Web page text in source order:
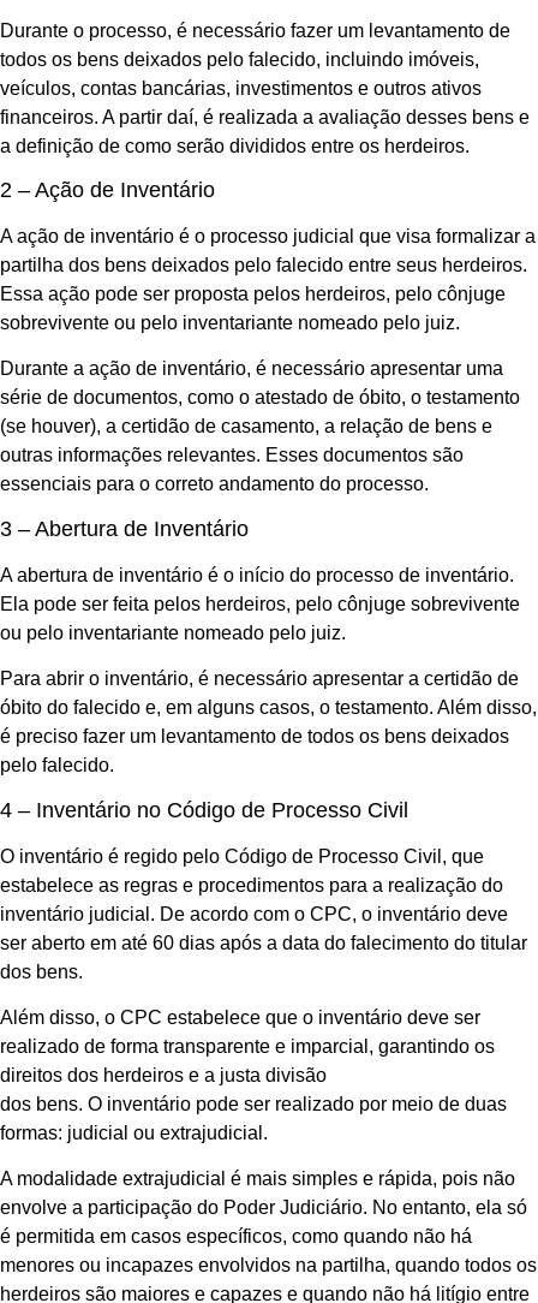
Durante o processo, é necessário fazer um levantamento de
todos os bens deixados pelo falecido, incluindo imóveis,
veículos, contas bancárias, investimentos e outros ativos
financeiros. A partir daí, é realizada a avaliação desses bens e
a definição de como serão divididos entre os herdeiros.
2 – Ação de Inventário
A ação de inventário é o processo judicial que visa formalizar a
partilha dos bens deixados pelo falecido entre seus herdeiros.
Essa ação pode ser proposta pelos herdeiros, pelo cônjuge
sobrevivente ou pelo inventariante nomeado pelo juiz.
Durante a ação de inventário, é necessário apresentar uma
série de documentos, como o atestado de óbito, o testamento
(se houver), a certidão de casamento, a relação de bens e
outras informações relevantes. Esses documentos são
essenciais para o correto andamento do processo.
3 – Abertura de Inventário
A abertura de inventário é o início do processo de inventário.
Ela pode ser feita pelos herdeiros, pelo cônjuge sobrevivente
ou pelo inventariante nomeado pelo juiz.
Para abrir o inventário, é necessário apresentar a certidão de
óbito do falecido e, em alguns casos, o testamento. Além disso,
é preciso fazer um levantamento de todos os bens deixados
pelo falecido.
4 – Inventário no Código de Processo Civil
O inventário é regido pelo Código de Processo Civil, que
estabelece as regras e procedimentos para a realização do
inventário judicial. De acordo com o CPC, o inventário deve
ser aberto em até 60 dias após a data do falecimento do titular
dos bens.
Além disso, o CPC estabelece que o inventário deve ser
realizado de forma transparente e imparcial, garantindo os
direitos dos herdeiros e a justa divisão
dos bens. O inventário pode ser realizado por meio de duas
formas: judicial ou extrajudicial.
A modalidade extrajudicial é mais simples e rápida, pois não
envolve a participação do Poder Judiciário. No entanto, ela só
é permitida em casos específicos, como quando não há
menores ou incapazes envolvidos na partilha, quando todos os
herdeiros são maiores e capazes e quando não há litígio entre